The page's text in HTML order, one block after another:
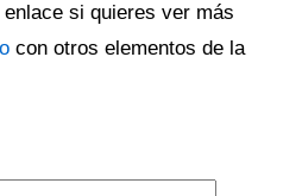
si quieres ver más
con otros elementos de la